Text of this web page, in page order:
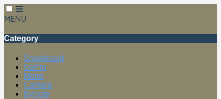
MENU
Category
Snowboard
GoPro
Mono
Camera
Bycicle